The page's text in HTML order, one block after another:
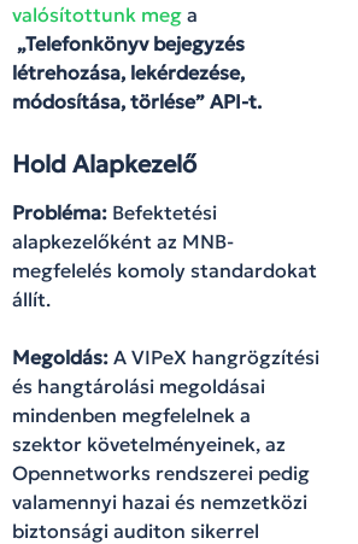
valósítottunk meg a
„Telefonkönyv bejegyzés
létrehozása, lekérdezése,
módosítása, törlése” API-t.
Hold Alapkezelő
Probléma: Befektetési
alapkezelőként az MNB-
megfelelés komoly standardokat
állít.
Megoldás: A VIPeX hangrögzítési
és hangtárolási megoldásai
mindenben megfelelnek a
szektor követelményeinek, az
Opennetworks rendszerei pedig
valamennyi hazai és nemzetközi
biztonsági auditon sikerrel